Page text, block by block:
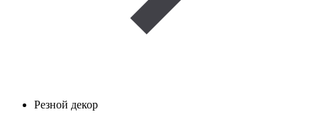
Резной декор